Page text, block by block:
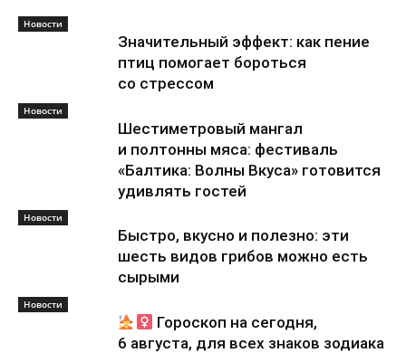
Новости
Значительный эффект: как пение
птиц помогает бороться
со стрессом
Новости
Шестиметровый мангал
и полтонны мяса: фестиваль
«Балтика: Волны Вкуса» готовится
удивлять гостей
Новости
Быстро, вкусно и полезно: эти
шесть видов грибов можно есть
сырыми
Новости
Гороскоп на сегодня,
6 августа, для всех знаков зодиака